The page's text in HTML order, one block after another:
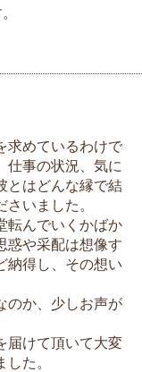
求めているわけで
仕事の状況、気に
とはどんな縁で結
いました。
転んでいくかばか
惑や采配は想像す
納得し、その想い
のか、少しお声が
届けて頂いて大変
た。